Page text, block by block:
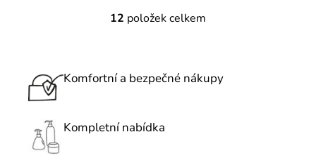
O
á
c
12 položek celkem
Komfortní a bezpečné nákupy
Kompletní nabídka